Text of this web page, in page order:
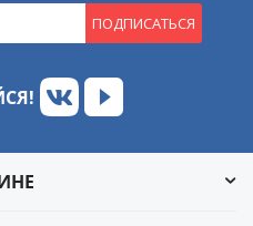
ПОДПИСАТЬСЯ